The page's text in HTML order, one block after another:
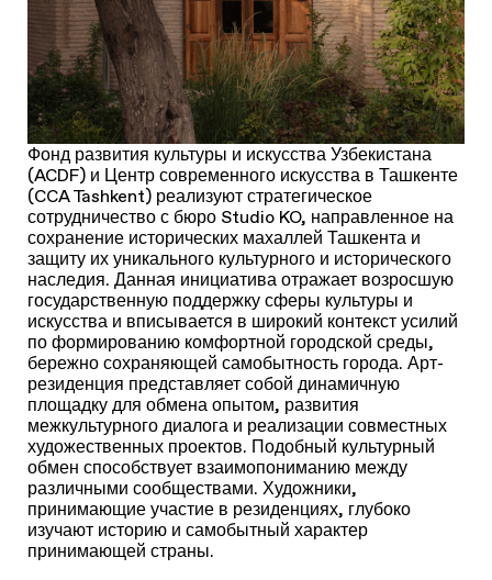
Фонд развития культуры и искусства Узбекистана
(ACDF) и Центр современного искусства в Ташкенте
(CCA Tashkent) реализуют стратегическое
сотрудничество с бюро Studio KO, направленное на
сохранение исторических махаллей Ташкента и
защиту их уникального культурного и исторического
наследия. Данная инициатива отражает возросшую
государственную поддержку сферы культуры и
искусства и вписывается в широкий контекст усилий
по формированию комфортной городской среды,
бережно сохраняющей самобытность города. Арт-
резиденция представляет собой динамичную
площадку для обмена опытом, развития
межкультурного диалога и реализации совместных
художественных проектов. Подобный культурный
обмен способствует взаимопониманию между
различными сообществами. Художники,
принимающие участие в резиденциях, глубоко
изучают историю и самобытный характер
принимающей страны.